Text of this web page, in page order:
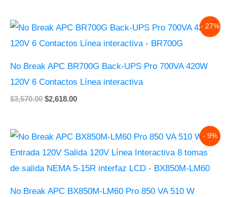
- 27%
No Break APC BR700G Back-UPS Pro 700VA 420W
120V 6 Contactos Línea interactiva
$3,570.00
Original
was:
$2,618.00
Current
is:
- 9%
No Break APC BX850M-LM60 Pro 850 VA 510 W
Original
was:
Current
is: